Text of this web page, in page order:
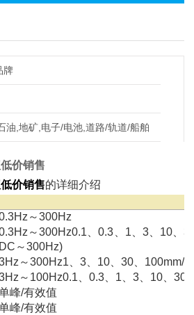
牌
油,地矿,电子/电池,道路/轨道/船舶
价销售
价销售的详细介绍
～300Hz
～300Hz0.1、0.3、1、3、10、
DC～300Hz)
～300Hz1、3、10、30、100mm/s
～100Hz0.1、0.3、1、3、10、
峰/有效值
峰/有效值